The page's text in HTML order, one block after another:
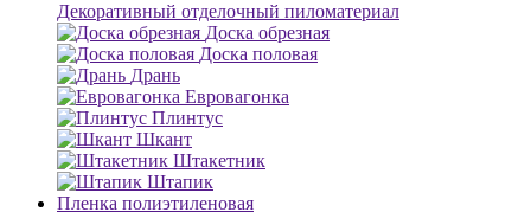
Декоративный отделочный пиломатериал
Доска обрезная
Доска половая
Дрань
Евровагонка
Плинтус
Шкант
Штакетник
Штапик
Пленка полиэтиленовая